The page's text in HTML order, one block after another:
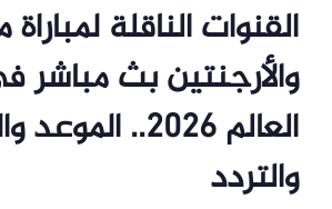
القنوات الناقلة
والأرجنتين بث
العالم 2026..
والتردد